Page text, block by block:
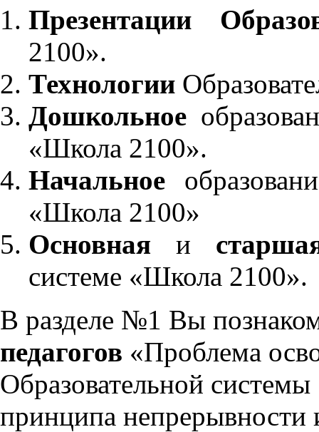
Презентации
2100».
Технологии
Дошкольное
«Школа 2100».
Начальное
«Школа 2100»
Основнаяи
системе «Школа 2100».
В разделе №1 Вы
педагогов «Проблема
Образовательной
принципа непрерывности